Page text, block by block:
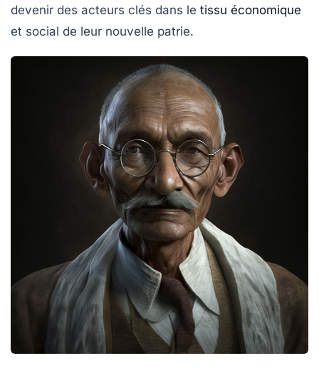
devenir des acteurs clés dans le tissu économique
et social de leur nouvelle patrie.